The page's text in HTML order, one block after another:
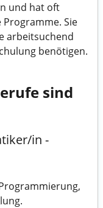
und hat oft
Sie
arbeitsuchend
benötigen.
sind
in -